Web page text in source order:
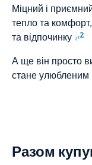
Міцний і
тепло та
та відпочинку
А ще він просто
стане улюбленим
Разом